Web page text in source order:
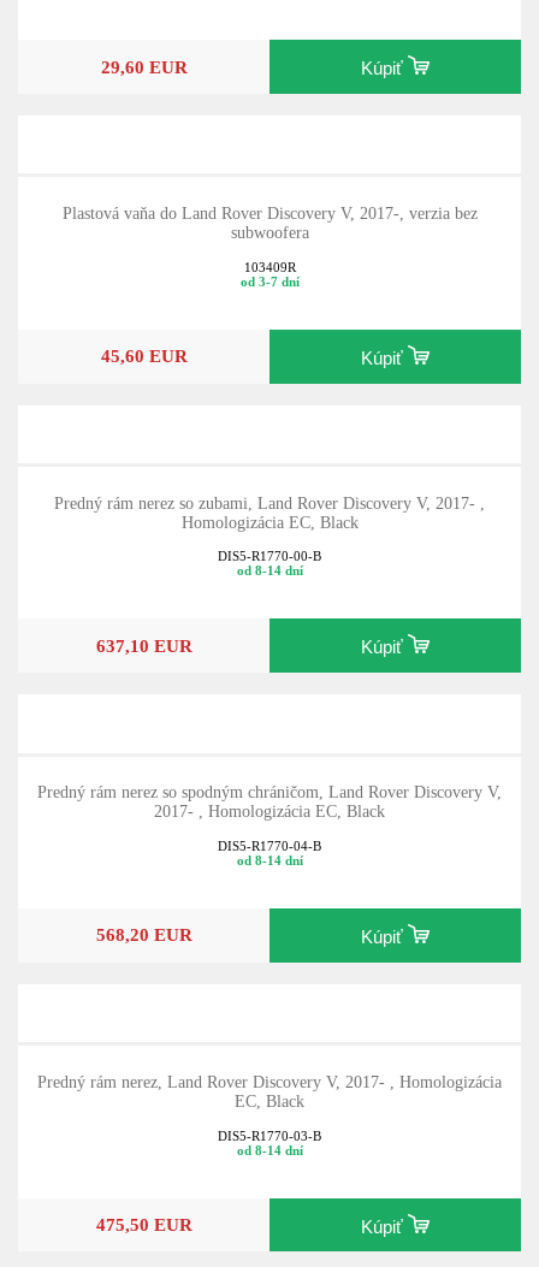
29,60 EUR Kúpiť
Plastová vaňa do Land Rover Discovery V, 2017-, verzia bez
subwoofera
103409R
od 3-7 dní
45,60 EUR Kúpiť
Predný rám nerez so zubami, Land Rover Discovery V, 2017- ,
Homologizácia EC, Black
DIS5-R1770-00-B
od 8-14 dní
637,10 EUR Kúpiť
Predný rám nerez so spodným chráničom, Land Rover Discovery V,
2017- , Homologizácia EC, Black
DIS5-R1770-04-B
od 8-14 dní
568,20 EUR Kúpiť
Predný rám nerez, Land Rover Discovery V, 2017- , Homologizácia
EC, Black
DIS5-R1770-03-B
od 8-14 dní
475,50 EUR Kúpiť